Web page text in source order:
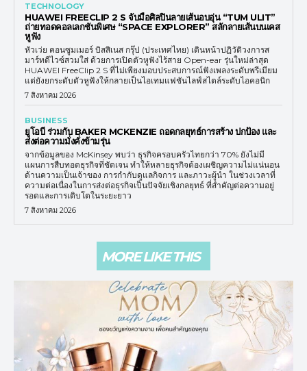
TECHNOLOGY
HUAWEI FREECLIP 2 S จับมือศิลปินลายเส้นอบอุ่น “TUM ULIT”
ถ่ายทอดคอลเลกชันพิเศษ “SPACE EXPLORER” สลักลายเส้นบนเคส
หูฟัง
หัวเว่ย คอนซูมเมอร์ บิสสิเนส กรุ๊ป (ประเทศไทย) เดินหน้าปฏิวัติวงการส
มาร์ทดีไวซ์สวมใส่ ด้วยการเปิดตัวหูฟังไร้สาย Open-ear รุ่นใหม่ล่าสุด
HUAWEI FreeClip 2 S ที่ไม่เพียงมอบประสบการณ์ฟังเพลงระดับพรีเมียม
แต่ยังยกระดับตัวหูฟังให้กลายเป็นไอเทมแฟชันไลฟ์สไตล์ระดับไอคอนิก
7 สิงหาคม 2026
BUSINESS
ยูโอบี ร่วมกับ BAKER MCKENZIE ถอดกลยุทธ์การสร้าง ปกป้อง และ
ส่งต่อความมั่งคั่งข้ามรุ่น
จากข้อมูลของ McKinsey พบว่า ธุรกิจครอบครัวไทยกว่า 70% ยังไม่มี
แผนการสืบทอดธุรกิจที่ชัดเจน ทำให้หลายธุรกิจต้องเผชิญความไม่แน่นอน
ด้านความเป็นเจ้าของ การกำกับดูแลกิจการ และภาวะผู้นำ ในช่วงเวลาที่
ความต่อเนื่องในการส่งต่อธุรกิจเป็นปัจจัยเชิงกลยุทธ์ ที่สำคัญต่อความอยู่
รอดและการเติบโตในระยะยาว
7 สิงหาคม 2026
MORE LIKE THIS